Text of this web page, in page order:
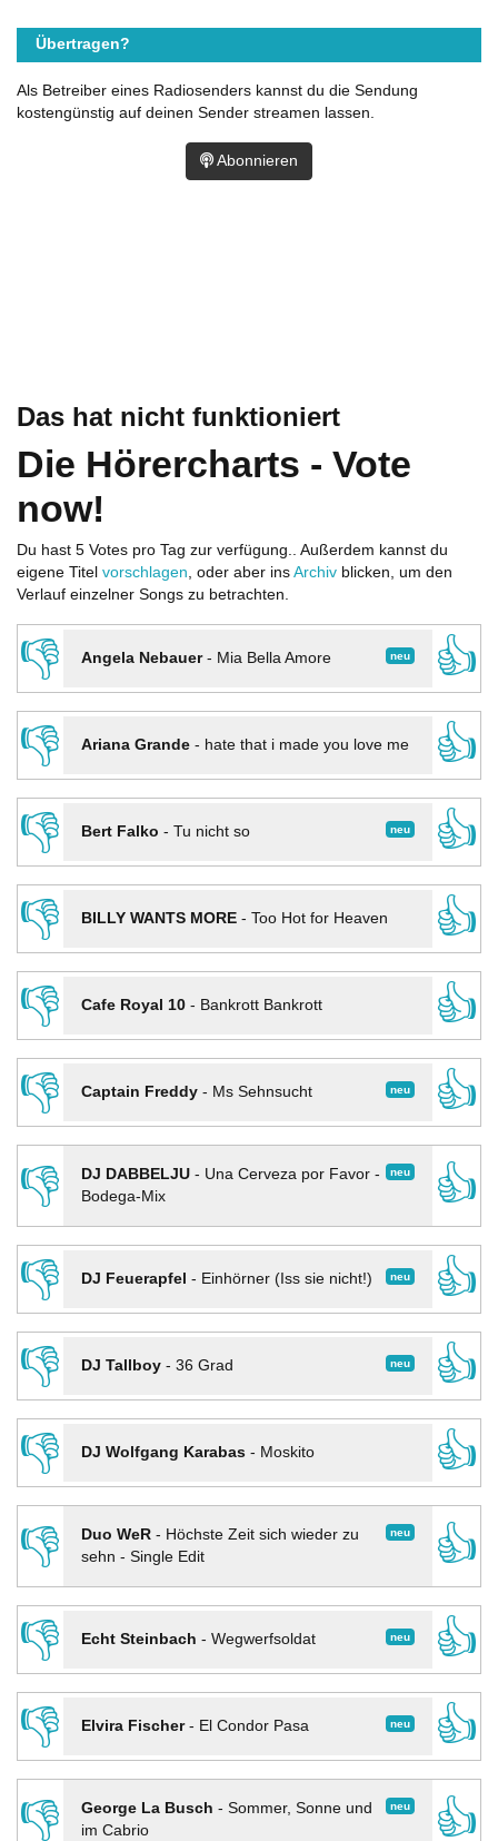
Das hat nicht funktioniert
Die Hörercharts - Vote
now!
Du hast 5 Votes pro Tag zur verfügung.. Außerdem kannst du
eigene Titel vorschlagen, oder aber ins Archiv blicken, um den
Verlauf einzelner Songs zu betrachten.
👎 neu
Angela Nebauer- Mia Bella Amore
👍
👎
Ariana Grande- hate that i made you love me
👍
👎
neu
Bert Falko - Tu nicht so
👍
👎
BILLY WANTS MORE- Too Hot for Heaven
👍
👎
Cafe Royal 10- Bankrott Bankrott
👍
👎
neu
Captain Freddy- Ms Sehnsucht
👍
👎
neu
DJ DABBELJU- Una Cerveza por Favor -
Bodega-Mix
👍
👎
neu
DJ Feuerapfel - Einhörner (Iss sie nicht!)
👍
👎
neu
DJ Tallboy- 36 Grad
👍
👎
DJ Wolfgang Karabas- Moskito
👍
👎
neu
Duo WeR- Höchste Zeit sich wieder zu
sehn - Single Edit
👍
👎
neu
Echt Steinbach - Wegwerfsoldat
👍
👎
neu
Elvira Fischer- El Condor Pasa
👍
👎
neu
George La Busch - Sommer, Sonne und
im Cabrio
👍
Übertragen?
Als Betreiber eines Radiosenders kannst du die Sendung
kostengünstig auf deinen Sender streamen lassen.
Abonnieren